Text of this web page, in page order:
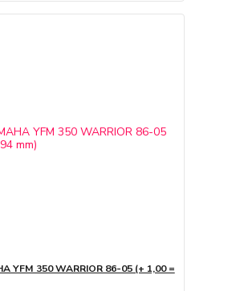
YFM 350 WARRIOR 86-05 (+ 1,00 =